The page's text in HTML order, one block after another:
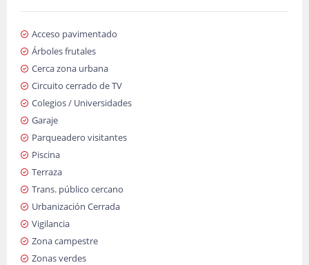
Acceso pavimentado
Árboles frutales
Cerca zona urbana
Circuito cerrado de TV
Colegios / Universidades
Garaje
Parqueadero visitantes
Piscina
Terraza
Trans. público cercano
Urbanización Cerrada
Vigilancia
Zona campestre
Zonas verdes